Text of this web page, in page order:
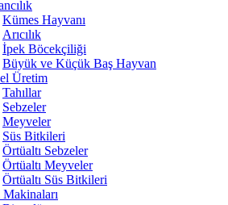
Kümes Hayvanı
Arıcılık
İpek Böcekçiliği
Büyük ve Küçük Baş Hayvan
Üretim
Tahıllar
Sebzeler
Meyveler
Süs Bitkileri
Örtüaltı Sebzeler
Örtüaltı Meyveler
Örtüaltı Süs Bitkileri
Makinaları